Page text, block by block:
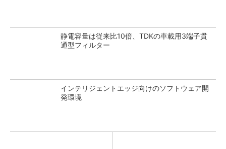
静電容量は従来比10倍、TDKの車載用3端子貫
通型フィルター
インテリジェントエッジ向けのソフトウェア開
発環境